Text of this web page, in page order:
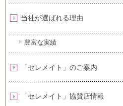
当社が選ばれる理由
豊富な実績
「セレメイト」のご案内
「セレメイト」協賛店情報